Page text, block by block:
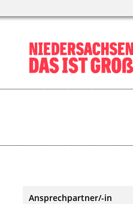
Ansprechpartner/-in